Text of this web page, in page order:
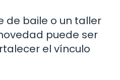
de baile o un taller
puede ser
el vínculo